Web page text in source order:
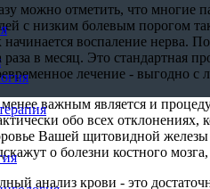
можно отметить, что многие
с низким болевым порогом
начинается воспаление нерва.
раза в месяц. Это стандартная
лечение - выгодно с
важным является и
обо всех
Вашей щитовидной
о болезни костного
анализ крови - это